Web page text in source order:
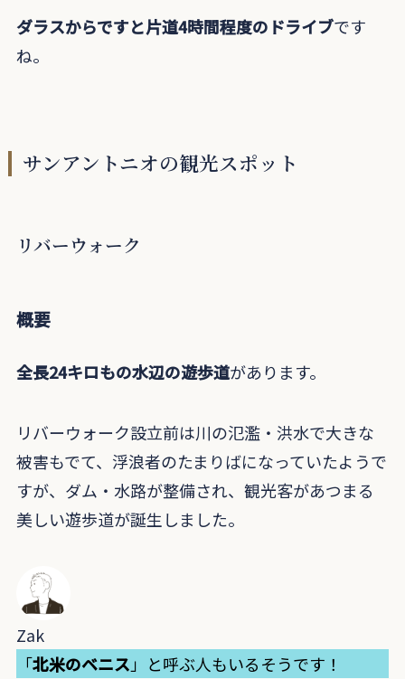
ダラスからですと片道4時間程度のドライブです
ね。
サンアントニオの観光スポット
リバーウォーク
概要
全長24キロもの水辺の遊歩道があります。
リバーウォーク設立前は川の氾濫・洪水で大きな
被害もでて、浮浪者のたまりばになっていたようで
すが、ダム・水路が整備され、観光客があつまる
美しい遊歩道が誕生しました。
Zak
「北米のベニス 」と呼ぶ人もいるそうです！